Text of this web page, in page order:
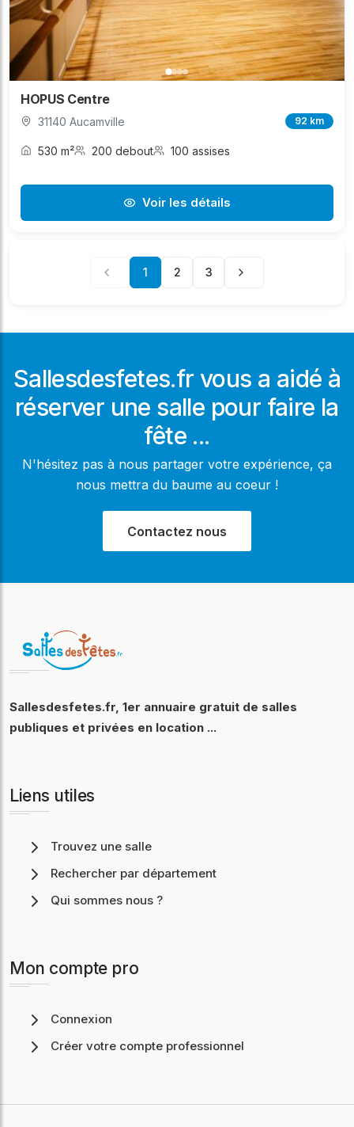
HOPUS Centre
31140 Aucamville 92 km
530 m² 200 debout 100 assises
Voir les détails
1 2 3
Sallesdesfetes.fr vous a aidé à
réserver une salle pour faire la
fête ...
N'hésitez pas à nous partager votre expérience, ça
nous mettra du baume au coeur !
Contactez nous
Sallesdesfetes.fr, 1er annuaire gratuit de salles
publiques et privées en location ...
Liens utiles
Trouvez une salle
Rechercher par département
Qui sommes nous ?
Mon compte pro
Connexion
Créer votre compte professionnel